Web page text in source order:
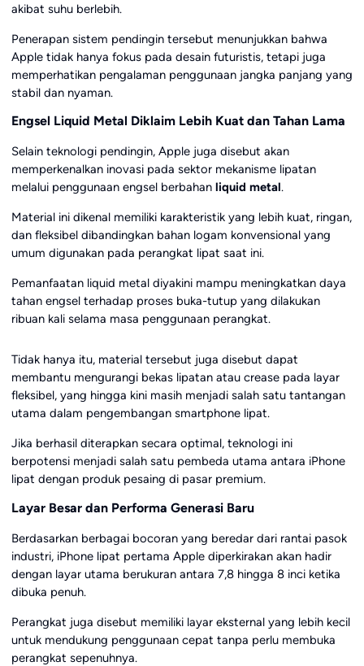
akibat suhu berlebih.
Penerapan sistem pendingin tersebut menunjukkan bahwa
Apple tidak hanya fokus pada desain futuristis, tetapi juga
memperhatikan pengalaman penggunaan jangka panjang yang
stabil dan nyaman.
Engsel Liquid Metal Diklaim Lebih Kuat dan Tahan Lama
Selain teknologi pendingin, Apple juga disebut akan
memperkenalkan inovasi pada sektor mekanisme lipatan
melalui penggunaan engsel berbahan liquid metal.
Material ini dikenal memiliki karakteristik yang lebih kuat, ringan,
dan fleksibel dibandingkan bahan logam konvensional yang
umum digunakan pada perangkat lipat saat ini.
Pemanfaatan liquid metal diyakini mampu meningkatkan daya
tahan engsel terhadap proses buka-tutup yang dilakukan
ribuan kali selama masa penggunaan perangkat.
Tidak hanya itu, material tersebut juga disebut dapat
membantu mengurangi bekas lipatan atau crease pada layar
fleksibel, yang hingga kini masih menjadi salah satu tantangan
utama dalam pengembangan smartphone lipat.
Jika berhasil diterapkan secara optimal, teknologi ini
berpotensi menjadi salah satu pembeda utama antara iPhone
lipat dengan produk pesaing di pasar premium.
Layar Besar dan Performa Generasi Baru
Berdasarkan berbagai bocoran yang beredar dari rantai pasok
industri, iPhone lipat pertama Apple diperkirakan akan hadir
dengan layar utama berukuran antara 7,8 hingga 8 inci ketika
dibuka penuh.
Perangkat juga disebut memiliki layar eksternal yang lebih kecil
untuk mendukung penggunaan cepat tanpa perlu membuka
perangkat sepenuhnya.